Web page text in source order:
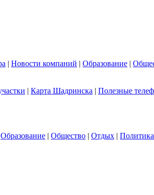
| Новости компаний | Образование |
| Карта Шадринска | Полезные
Образование | Общество | Отдых |